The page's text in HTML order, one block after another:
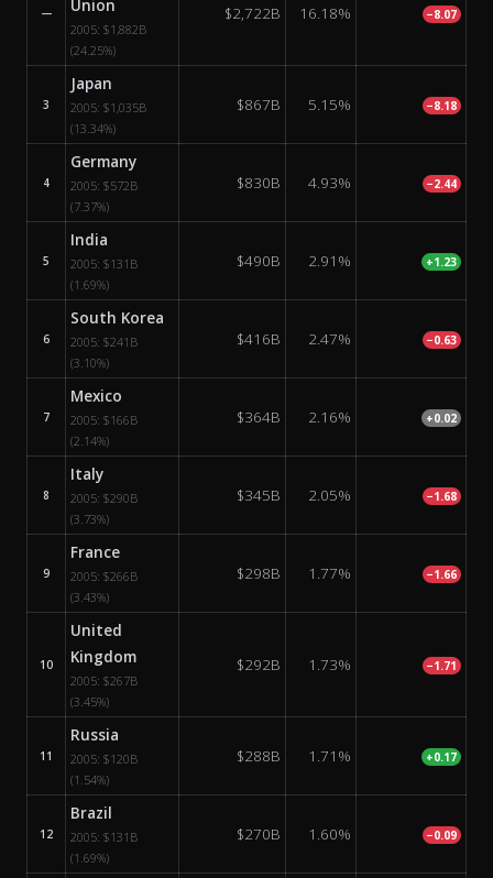
— Union
2005: $1,882B
(24.25%)
$2,722B 16.18% −8.07
3
Japan
2005: $1,035B
(13.34%)
$867B 5.15% −8.18
4
Germany
2005: $572B
(7.37%)
$830B 4.93% −2.44
5
India
2005: $131B
(1.69%)
$490B 2.91% +1.23
6
South Korea
2005: $241B
(3.10%)
$416B 2.47% −0.63
7
Mexico
2005: $166B
(2.14%)
$364B 2.16% +0.02
8
Italy
2005: $290B
(3.73%)
$345B 2.05% −1.68
9
France
2005: $266B
(3.43%)
$298B 1.77% −1.66
10
United
Kingdom
2005: $267B
(3.45%)
$292B 1.73% −1.71
11
Russia
2005: $120B
(1.54%)
$288B 1.71% +0.17
12
Brazil
2005: $131B
(1.69%)
$270B 1.60% −0.09